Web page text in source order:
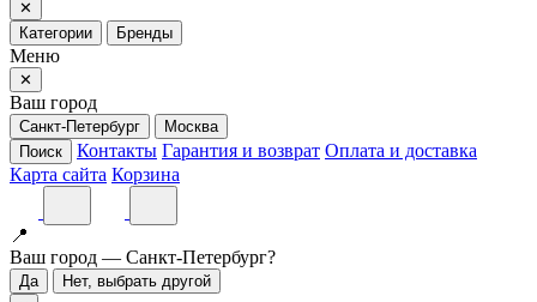
✕
Категории
Бренды
Меню
✕
Ваш город
Санкт-Петербург
Москва
Поиск
Контакты Гарантия и возврат Оплата и доставка
Карта сайта Корзина
📍
Ваш город — Санкт-Петербург?
Да
Нет, выбрать другой